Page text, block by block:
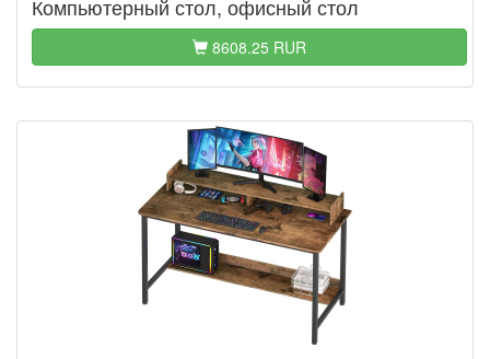
Компьютерный стол, офисный стол
8608.25 RUR